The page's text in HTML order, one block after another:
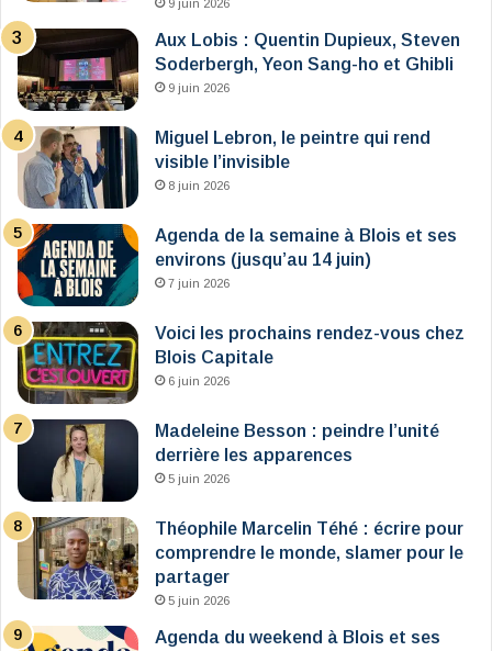
9 juin 2026
Aux Lobis : Quentin Dupieux, Steven
Soderbergh, Yeon Sang-ho et Ghibli
9 juin 2026
Miguel Lebron, le peintre qui rend
visible l’invisible
8 juin 2026
Agenda de la semaine à Blois et ses
environs (jusqu’au 14 juin)
7 juin 2026
Voici les prochains rendez-vous chez
Blois Capitale
6 juin 2026
Madeleine Besson : peindre l’unité
derrière les apparences
5 juin 2026
Théophile Marcelin Téhé : écrire pour
comprendre le monde, slamer pour le
partager
5 juin 2026
Agenda du weekend à Blois et ses